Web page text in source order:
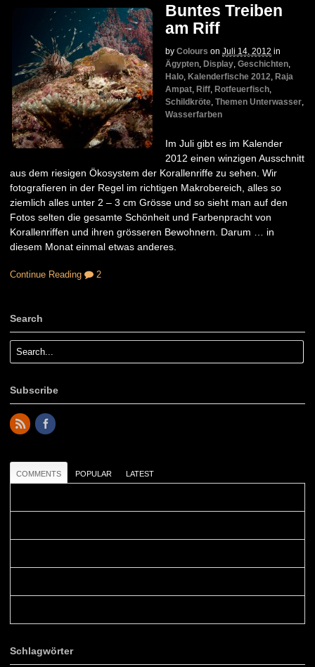
Buntes Treiben
am Riff
by Colours on Juli 14, 2012 in
Ägypten, Display, Geschichten,
Halo, Kalenderfische 2012, Raja
Ampat, Riff, Rotfeuerfisch,
Schildkröte, Themen Unterwasser,
Wasserfarben
Im Juli gibt es im Kalender
2012 einen winzigen Ausschnitt
aus dem riesigen Ökosystem der Korallenriffe zu sehen. Wir
fotografieren in der Regel im richtigen Makrobereich, alles so
ziemlich alles unter 2 – 3 cm Grösse und so sieht man auf den
Fotos selten die gesamte Schönheit und Farbenpracht von
Korallenriffen und ihren grösseren Bewohnern. Darum … in
diesem Monat einmal etwas anderes.
Continue Reading 2
Search
Subscribe
COMMENTS POPULAR LATEST
Schlagwörter